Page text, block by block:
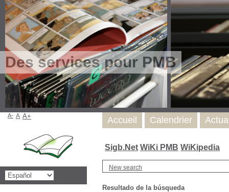
Des services pour PMB
Sigb.Net WiKi PMB WiKipedia
New search
Resultado de la búsqueda
Accueil Calendrier
A- A A+